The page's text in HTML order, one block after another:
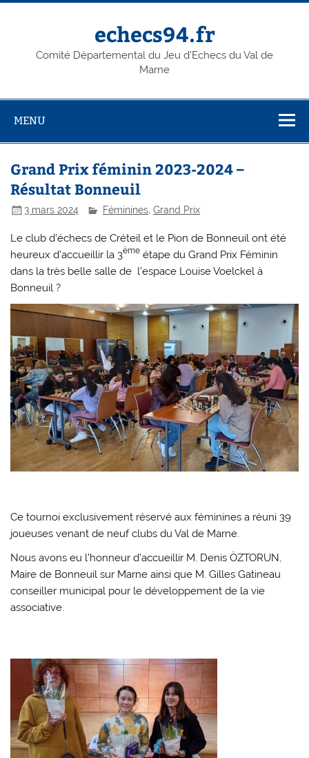
Skip
echecs94.fr
Comité Départemental du Jeu d'Echecs du Val de
Marne
MENU
Grand Prix féminin 2023-2024 –
Résultat Bonneuil
3 mars 2024 Féminines ,Grand Prix
Le club d’échecs de Créteil et le Pion de Bonneuil ont été
heureux d’accueillir la 3ème étape du Grand Prix Féminin
dans la très belle salle de l’espace Louise Voelckel à
Bonneuil ?
Ce tournoi exclusivement réservé aux féminines a réuni 39
joueuses venant de neuf clubs du Val de Marne.
Nous avons eu l’honneur d’accueillir M. Denis ÖZTORUN,
Maire de Bonneuil sur Marne ainsi que M. Gilles Gatineau
conseiller municipal pour le développement de la vie
associative.